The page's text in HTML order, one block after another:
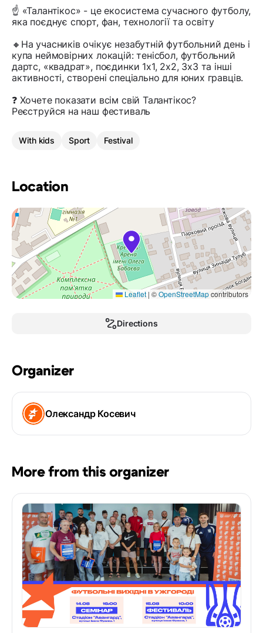
☝️ «Талантікос» - це екосистема сучасного футболу,
яка поєднує спорт, фан, технології та освіту
🔸На учасників очікує незабутній футбольний день і
купа неймовірних локацій: тенісбол, футбольний
дартс, «квадрат», поєдинки 1х1, 2х2, 3х3 та інші
активності, створені спеціально для юних гравців.
❓ Хочете показати всім свій Талантікос?
Реєструйся на наш фестиваль
With kids Sport Festival
Location
Leaflet | ©OpenStreetMapcontributors
Directions
Organizer
Олександр Косевич
More from this organizer